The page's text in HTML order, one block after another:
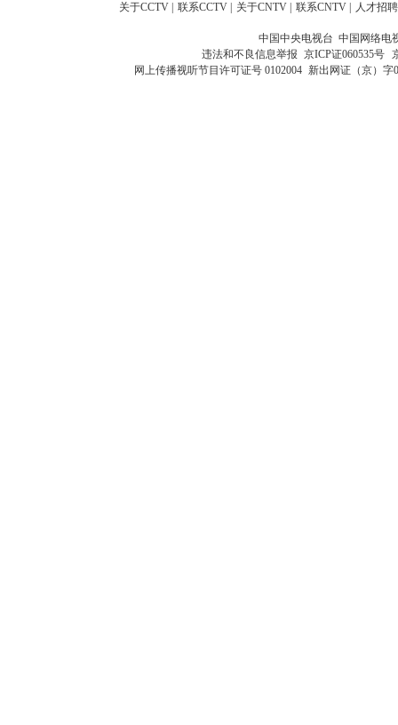
关于CCTV 联系CCTV 关于CNTV 联系CNTV 人才招聘
中国中央电视台 中国网络电
违法和不良信息举报 京ICP证060535号
网上传播视听节目许可证号 0102004 新出网证（京）